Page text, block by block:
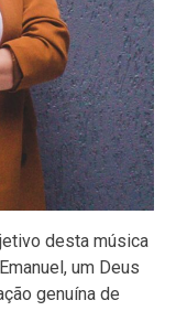
desta música
um Deus
genuína de